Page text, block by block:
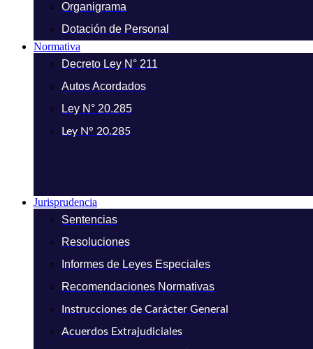
Organigrama
Dotación de Personal
Normativa
Decreto Ley N° 211
Autos Acordados
Ley N° 20.285
Ley N° 20.285
Jurisprudencia
Sentencias
Resoluciones
Informes de Leyes Especiales
Recomendaciones Normativas
Instrucciones de Carácter General
Acuerdos Extrajudiciales